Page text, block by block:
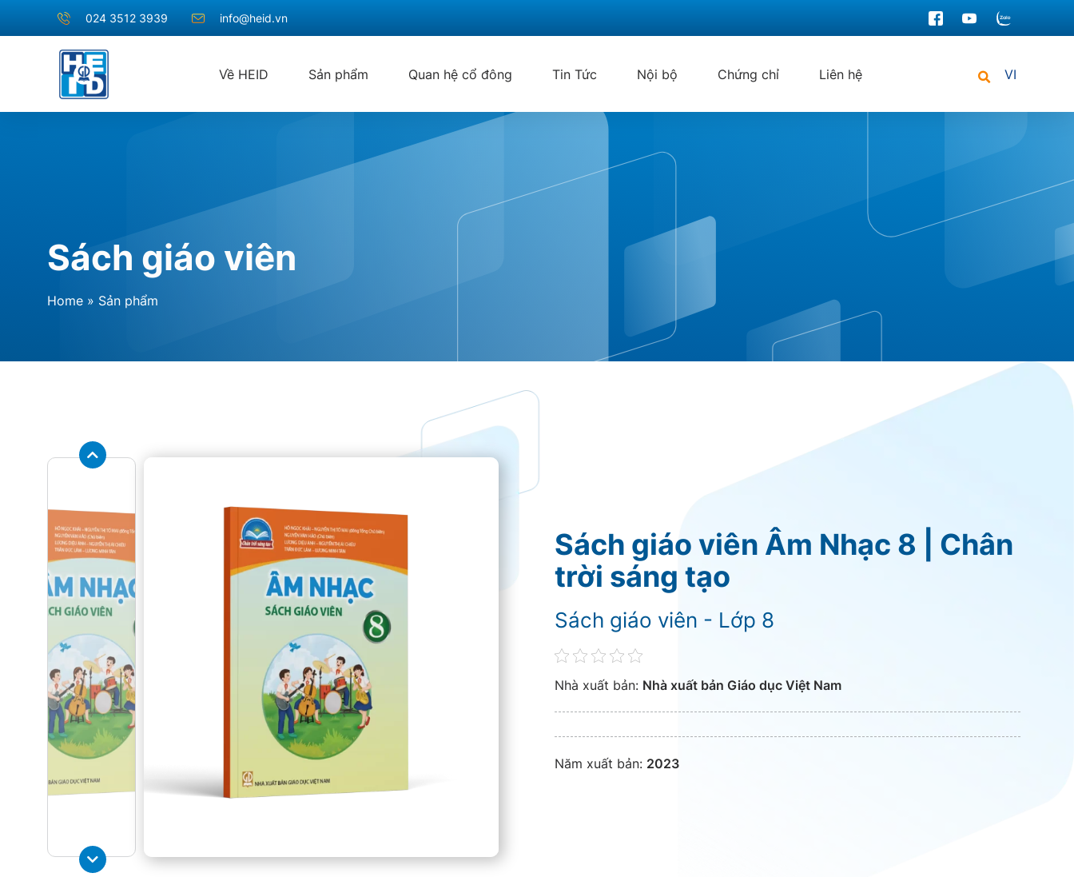
024 3512 3939 info@heid.vn
Về HEID Sản phẩm Quan hệ cổ đông Tin Tức Nội bộ Chứng chỉ Liên hệ VI
Sách giáo viên
Home » Sản phẩm
Sách giáo viên Âm Nhạc 8 | Chân
trời sáng tạo
Sách giáo viên - Lớp 8
Nhà xuất bản: Nhà xuất bản Giáo dục Việt Nam
Năm xuất bản: 2023